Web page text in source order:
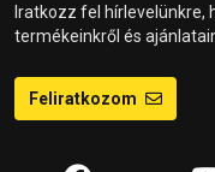
Iratkozz fel hírlevelünkre,
termékeinkről és
Feliratkozom